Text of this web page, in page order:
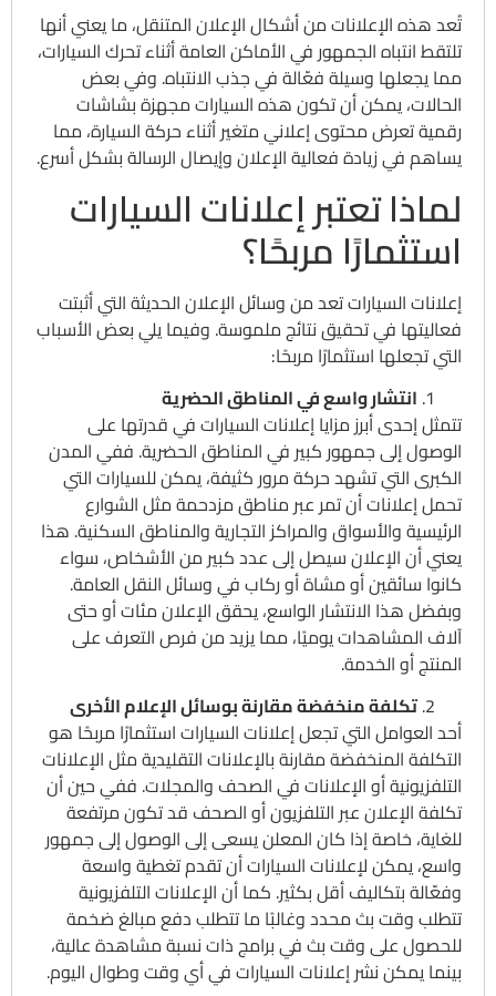
تُعد هذه الإعلانات من أشكال الإعلان المتنقل، ما يعني أنها
تلتقط انتباه الجمهور في الأماكن العامة أثناء تحرك السيارات،
مما يجعلها وسيلة فعّالة في جذب الانتباه. وفي بعض
الحالات، يمكن أن تكون هذه السيارات مجهزة بشاشات
رقمية تعرض محتوى إعلاني متغير أثناء حركة السيارة، مما
يساهم في زيادة فعالية الإعلان وإيصال الرسالة بشكل أسرع.
لماذا تعتبر إعلانات السيارات
استثمارًا مربحًا؟
إعلانات السيارات تعد من وسائل الإعلان الحديثة التي أثبتت
فعاليتها في تحقيق نتائج ملموسة. وفيما يلي بعض الأسباب
التي تجعلها استثمارًا مربحًا:
انتشار واسع في المناطق الحضرية
تتمثل إحدى أبرز مزايا إعلانات السيارات في قدرتها على
الوصول إلى جمهور كبير في المناطق الحضرية. ففي المدن
الكبرى التي تشهد حركة مرور كثيفة، يمكن للسيارات التي
تحمل إعلانات أن تمر عبر مناطق مزدحمة مثل الشوارع
الرئيسية والأسواق والمراكز التجارية والمناطق السكنية. هذا
يعني أن الإعلان سيصل إلى عدد كبير من الأشخاص، سواء
كانوا سائقين أو مشاة أو ركاب في وسائل النقل العامة.
وبفضل هذا الانتشار الواسع، يحقق الإعلان مئات أو حتى
آلاف المشاهدات يوميًا، مما يزيد من فرص التعرف على
المنتج أو الخدمة.
تكلفة منخفضة مقارنة بوسائل الإعلام الأخرى
أحد العوامل التي تجعل إعلانات السيارات استثمارًا مربحًا هو
التكلفة المنخفضة مقارنة بالإعلانات التقليدية مثل الإعلانات
التلفزيونية أو الإعلانات في الصحف والمجلات. ففي حين أن
تكلفة الإعلان عبر التلفزيون أو الصحف قد تكون مرتفعة
للغاية، خاصة إذا كان المعلن يسعى إلى الوصول إلى جمهور
واسع، يمكن لإعلانات السيارات أن تقدم تغطية واسعة
وفعّالة بتكاليف أقل بكثير. كما أن الإعلانات التلفزيونية
تتطلب وقت بث محدد وغالبًا ما تتطلب دفع مبالغ ضخمة
للحصول على وقت بث في برامج ذات نسبة مشاهدة عالية،
بينما يمكن نشر إعلانات السيارات في أي وقت وطوال اليوم.